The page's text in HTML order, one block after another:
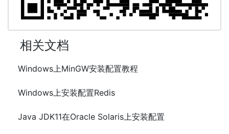
相关文档
Windows上MinGW安装配置教程
Windows上安装配置Redis
Java JDK11在Oracle Solaris上安装配置